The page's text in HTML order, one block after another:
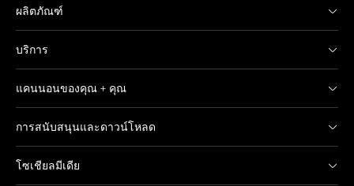
ผลิตภัณฑ์
บริการ
แคนนอนของคุณ + คุณ
การสนับสนุนและดาวน์โหลด
โซเชียลมีเดีย